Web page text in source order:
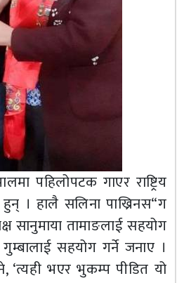
पहिलोपटक गाएर राष्ट्रिय
। हालै सलिना पाख्रिनस“ग
सानुमाया तामाङलाई सहयोग
सहयोग गर्ने जनाए ।
‘त्यही भएर भुकम्प पीडित यो